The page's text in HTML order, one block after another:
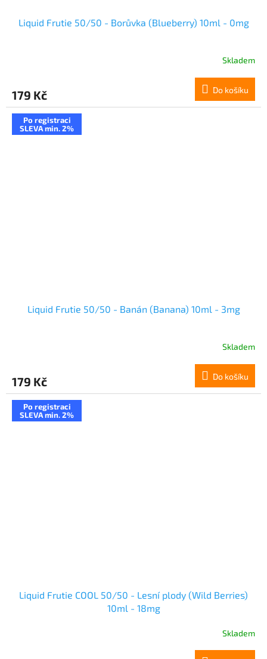
Liquid Frutie 50/50 - Borůvka (Blueberry) 10ml - 0mg
Skladem
179 Kč Do košíku
Po registraci
SLEVA min. 2%
Liquid Frutie 50/50 - Banán (Banana) 10ml - 3mg
Skladem
179 Kč Do košíku
Po registraci
SLEVA min. 2%
Liquid Frutie COOL 50/50 - Lesní plody (Wild Berries)
10ml - 18mg
Skladem